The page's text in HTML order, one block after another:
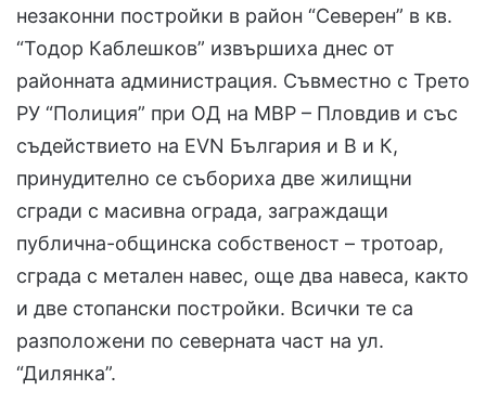
незаконни постройки в район “Северен” в кв.
“Тодор Каблешков” извършиха днес от
районната администрация. Съвместно с Трето
РУ “Полиция” при ОД на МВР – Пловдив и със
съдействието на ЕVN България и В и К,
принудително се събориха две жилищни
сгради с масивна ограда, заграждащи
публична-общинска собственост – тротоар,
сграда с метален навес, още два навеса, както
и две стопански постройки. Всички те са
разположени по северната част на ул.
“Дилянка”.